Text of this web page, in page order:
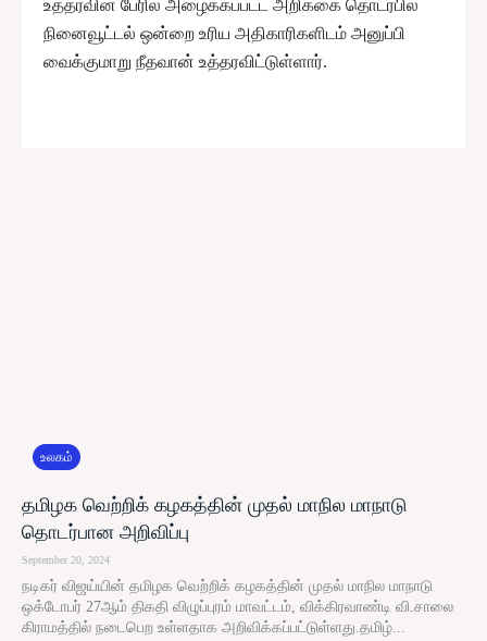
உத்தரவின் பேரில் அழைக்கப்பட்ட அறிக்கை தொடர்பில்
நினைவூட்டல் ஒன்றை உரிய அதிகாரிகளிடம் அனுப்பி
வைக்குமாறு நீதவான் உத்தரவிட்டுள்ளார்.
உலகம்
தமிழக வெற்றிக் கழகத்தின் முதல் மாநில மாநாடு
தொடர்பான அறிவிப்பு
September 20, 2024
நடிகர் விஜய்யின் தமிழக வெற்றிக் கழகத்தின் முதல் மாநில மாநாடு
ஒக்டோபர் 27ஆம் திகதி விழுப்புரம் மாவட்டம், விக்கிரவாண்டி வி.சாலை
கிராமத்தில் நடைபெற உள்ளதாக அறிவிக்கப்பட்டுள்ளது.தமிழ்...